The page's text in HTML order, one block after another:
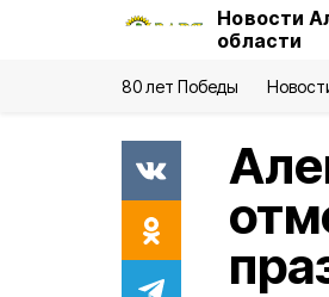
Новости
области
80 лет Победы